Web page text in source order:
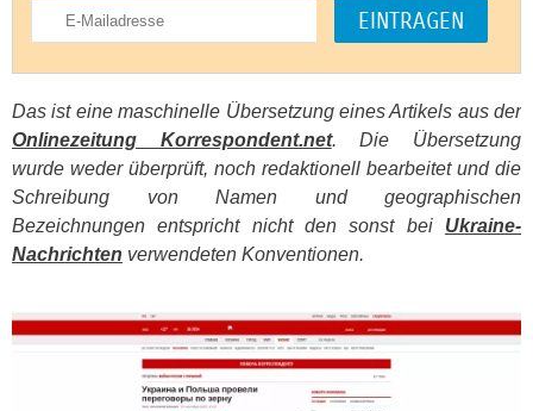
Das ist eine maschinelle Übersetzung eines Artikels aus der
Onlinezeitung Korrespondent.net. Die Übersetzung
wurde weder überprüft, noch redaktionell bearbeitet und die
Schreibung von Namen und geographischen
Bezeichnungen entspricht nicht den sonst bei Ukraine-
Nachrichten verwendeten Konventionen.